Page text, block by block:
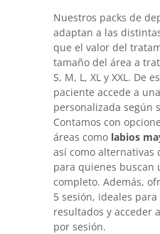
Nuestros packs de
adaptan a las
que el valor del
tamaño del área a
S, M, L, XL y XXL. De
paciente accede a
personalizada según
Contamos con
áreas como labios
así como alternativas
para quienes buscan
completo. Además,
5 sesión, ideales
resultados y acceder
por sesión.